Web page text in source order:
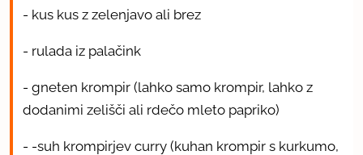
- kus kus z zelenjavo ali brez
- rulada iz palačink
- gneten krompir (lahko samo krompir, lahko z
dodanimi zelišči ali rdečo mleto papriko)
- -suh krompirjev curry (kuhan krompir s kurkumo,